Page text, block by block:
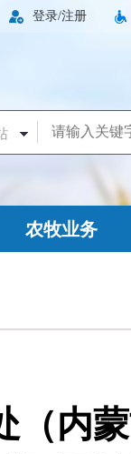
登录/注册
农牧业务
（内